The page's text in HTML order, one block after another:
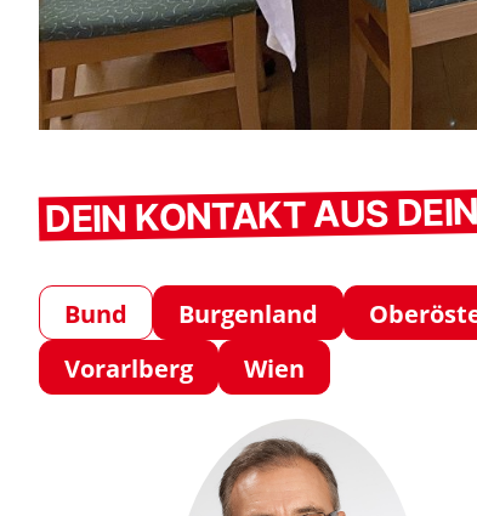
DEIN KONTAKT AUS
Bund Burgenland
Vorarlberg
Wien